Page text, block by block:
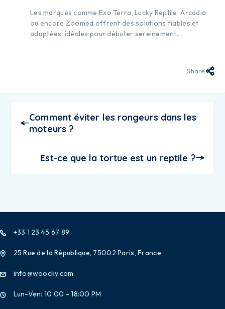
Les marques comme Exo Terra, Lucky Reptile, Arcadia
ou encore Zoomed offrent des solutions fiables et
adaptées, idéales pour débuter sereinement.
Share
Comment éviter les rongeurs dans les
moteurs ?
Est-ce que la tortue est un reptile ?
+33 1 23 45 67 89
25 Rue de la République, 75002 Paris, France
info@woocky.com
Lun-Ven: 10:00 - 18:00 PM